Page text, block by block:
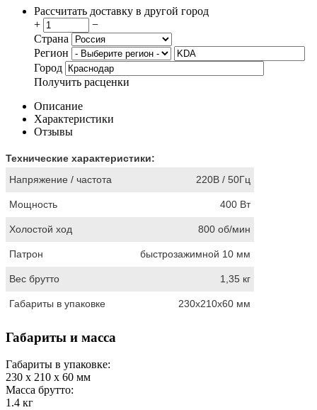
Рассчитать доставку в другой город
+
−
Страна
Регион
Город
Получить расценки
Описание
Характеристики
Отзывы
Технические характеристики:
Напряжение / частота
220В / 50Гц
Мощность 400 Вт
Холостой ход 800 об/мин
Патрон быстрозажимной 10 мм
Вес брутто 1,35 кг
Габариты в упаковке 230х210х60 мм
Габариты и масса
Габариты в упаковке:
230 x 210 x 60 мм
Масса брутто:
1.4 кг